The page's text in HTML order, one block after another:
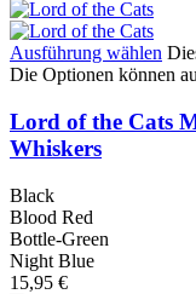
Ausführung wählen
Die Optionen können
Lord of the Cats
Whiskers
Black
Blood Red
Bottle-Green
Night Blue
15,95 €